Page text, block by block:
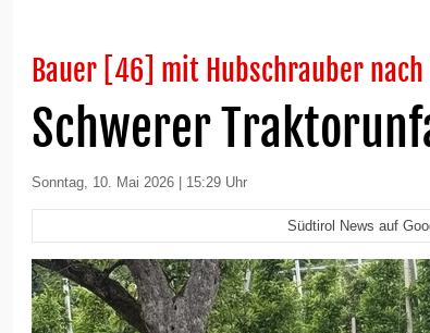
Bauer [46] mit Hubschrauber nach
Schwerer
Sonntag, 10. Mai 2026 | 15:29 Uhr
Südtirol News auf